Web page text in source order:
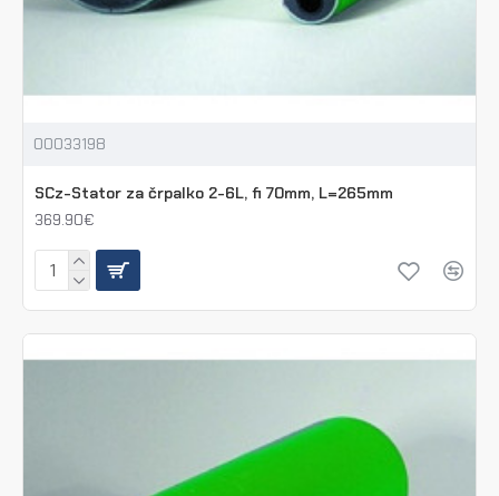
00033198
SCz-Stator za črpalko 2-6L, fi 70mm, L=265mm
369.90€